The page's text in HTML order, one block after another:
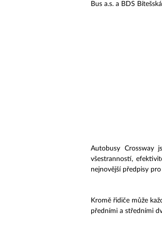
Bus a.s. a BDS
Autobusy Crossway
všestranností,
nejnovější předpisy
Kromě řidiče může
předními a středními